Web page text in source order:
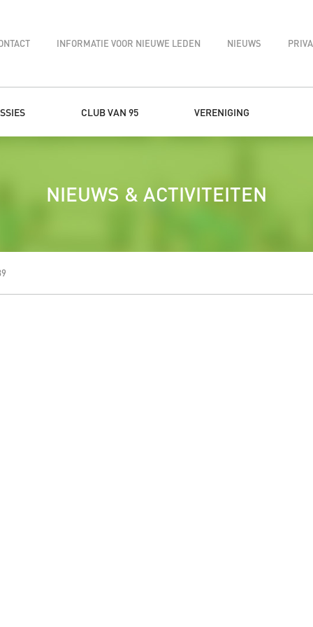
INFORMATIE VOOR NIEUWE LEDEN NIEUWS
CLUB VAN 95 VERENIGING
NIEUWS & ACTIVITEITEN